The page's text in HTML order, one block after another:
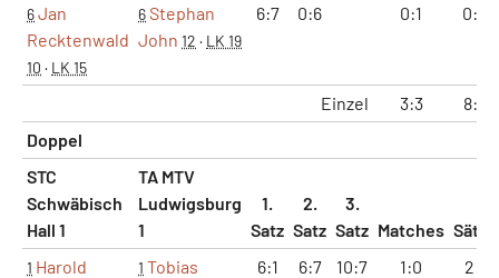
6Jan
Recktenwald
10 · LK 15
6Stephan
John 12 · LK 19
6:7 0:6 0:1 0:2
Einzel 3:3
8:6
Doppel
STC
Schwäbisch
Hall 1
TA MTV
Ludwigsburg
1
1.
Satz
2.
Satz
3.
Satz Matches Sätze
1 Harold
1 Tobias
6:1 6:7 10:7 1:0 2:1